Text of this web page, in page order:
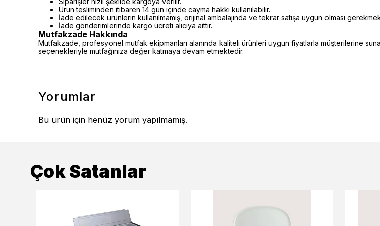
Ürün tesliminden itibaren 14 gün içinde cayma hakkı kullanılabilir.
İade edilecek ürünlerin kullanılmamış, orijinal ambalajında ve tekrar satışa uygun olması
İade gönderimlerinde kargo ücreti alıcıya aittir.
Mutfakzade Hakkında
Mutfakzade, profesyonel mutfak ekipmanları alanında kaliteli ürünleri uygun fiyatlarla müşterilerine
seçenekleriyle mutfağınıza değer katmaya devam etmektedir.
Yorumlar
Bu ürün için henüz yorum yapılmamış.
Çok Satanlar